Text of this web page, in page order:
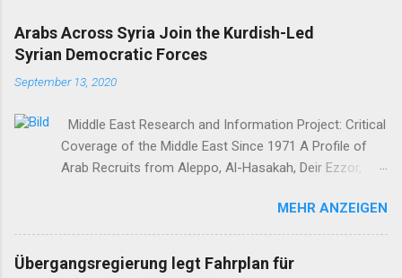
Arabs Across Syria Join the Kurdish-Led
Syrian Democratic Forces
September 13, 2020
Middle East Research and Information Project: Critical
Coverage of the Middle East Since 1971 A Profile of
Arab Recruits from Aleppo, Al-Hasakah, Deir Ezzor,
Austin Holmes In: 295 (Summer 2020) I n 2012, as the
so-called Arab Spring protests in Damascus and
elsewhere in Syria descended into a brutal civil war,
MEHR ANZEIGEN
Übergangsregierung legt Fahrplan für